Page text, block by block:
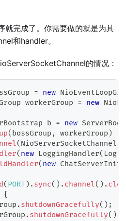
就完成了。你需要做的就是为其
和handler。
的情况：
= new
workerGroup = new
b = new
( bossGroup , workerGroup )
( NioServerSocketChannel
( new LoggingHandler(
( new
( PORT) . sync( ) . channel( ) .
{
. shutdownGracefully( ) ;
. shutdownGracefully( )